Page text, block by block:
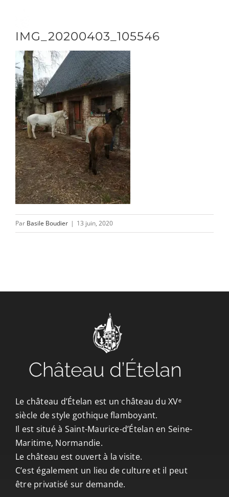
contenu
DÉCOUVRIR
VENIR
NOUS SUIVRE
L’ASSOCIATION
CONTACT/ACCÈS
IMG_20200403_105546
Par Basile Boudier | 13 juin, 2020
Le château d’Ételan est un château du XVᵉ
siècle de style gothique flamboyant.
Il est situé à Saint-Maurice-d’Ételan en Seine-
Maritime, Normandie.
Le château est ouvert à la visite.
C’est également un lieu de culture et il peut
être privatisé sur demande.